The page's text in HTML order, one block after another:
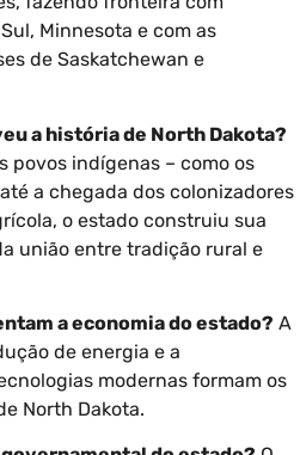
Minnesota e com as
de Saskatchewan e
a história de North Dakota?
povos indígenas – como os
a chegada dos colonizadores
o estado construiu sua
união entre tradição rural e
a economia do estado? A
de energia e a
modernas formam os
North Dakota.